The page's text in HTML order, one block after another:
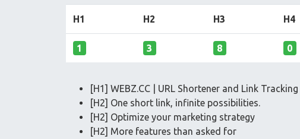
H1 H2 H3 H4
1 3 8 0
[H1] WEBZ.CC | URL Shortener and Link Tracking
[H2] One short link, infinite possibilities.
[H2] Optimize your marketing strategy
[H2] More features than asked for